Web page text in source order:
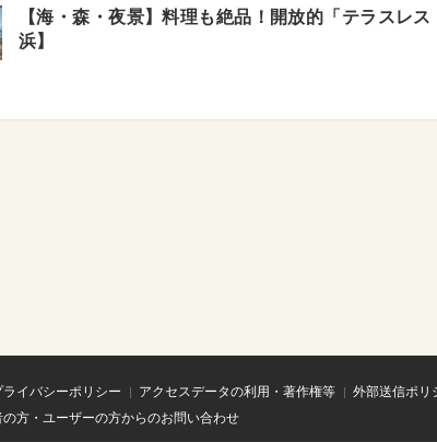
【海・森・夜景】料理も絶品！開放的「テラスレ
浜】
ライバシーポリシー アクセスデータの利用・著作権等 外部送信ポリ
方・ユーザーの方からのお問い合わせ